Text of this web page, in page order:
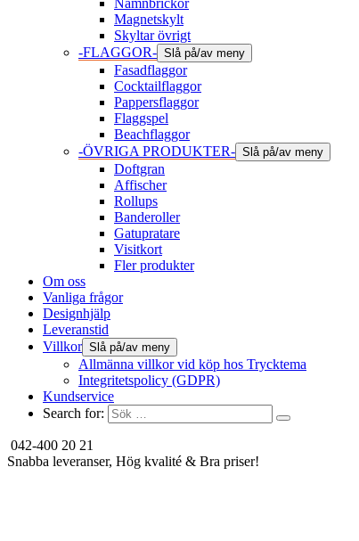
Namnbrickor
Magnetskylt
Skyltar övrigt
-FLAGGOR- Slå på/av meny
Fasadflaggor
Cocktailflaggor
Pappersflaggor
Flaggspel
Beachflaggor
-ÖVRIGA PRODUKTER- Slå på/av meny
Doftgran
Affischer
Rollups
Banderoller
Gatupratare
Visitkort
Fler produkter
Om oss
Vanliga frågor
Designhjälp
Leveranstid
Villkor Slå på/av meny
Allmänna villkor vid köp hos Trycktema
Integritetspolicy (GDPR)
Kundservice
Search for:
042-400 20 21
Snabba leveranser, Hög kvalité & Bra priser!